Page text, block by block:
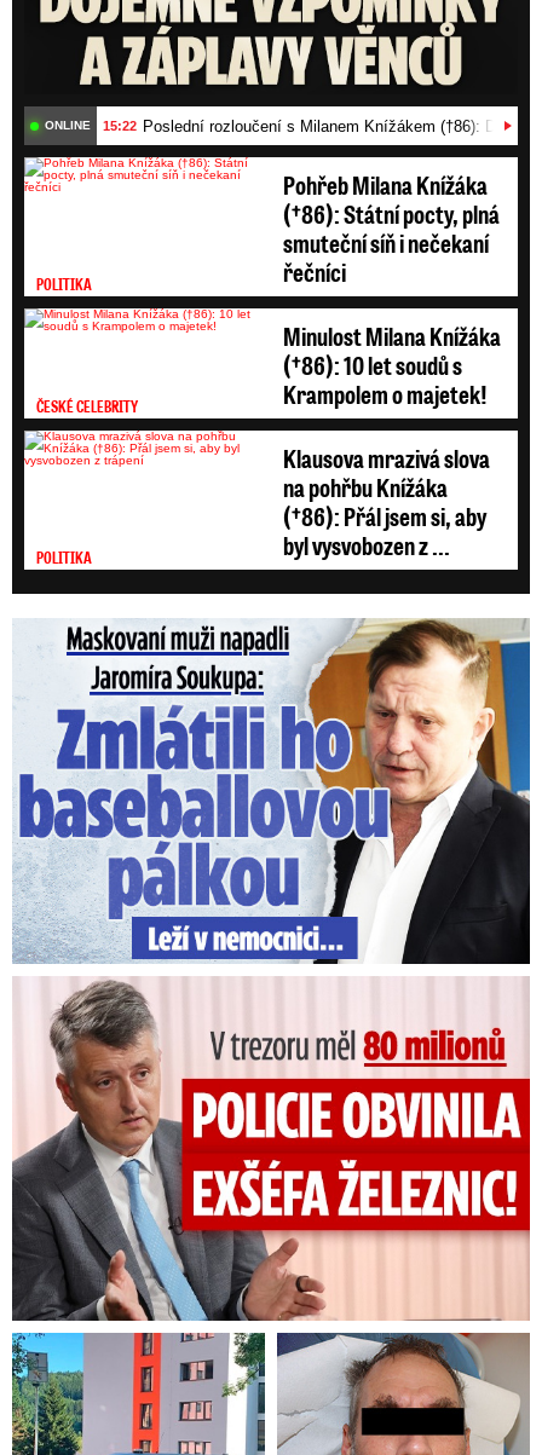
ONLINE 15:22 Poslední rozloučení s Milanem Knížákem (†86):
POLITIKA
Pohřeb Milana Knížáka
(†86): Státní pocty, plná
smuteční síň i nečekaní
řečníci
ČESKÉ CELEBRITY
Minulost Milana Knížáka
(†86): 10 let soudů s
Krampolem o majetek!
POLITIKA
Klausova mrazivá slova
na pohřbu Knížáka
(†86): Přál jsem si, aby
byl vysvobozen z ...
Maskovaní muži napadli Jaromíra Soukupa: Krvavá nakládačka
V trezoru měl 80 milionů: Policie obvinila exšéfa železnic!